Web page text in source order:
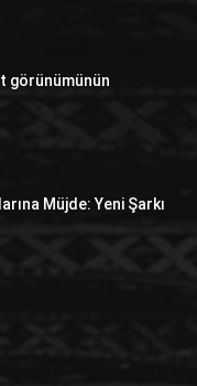
görünümünün
Müjde: Yeni Şarkı